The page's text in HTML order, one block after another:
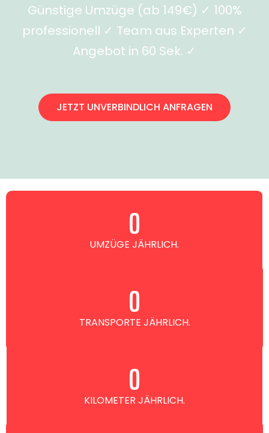
Günstige Umzüge (ab 149€) ✓ 100%
professionell ✓ Team aus Experten ✓
Angebot in 60 Sek. ✓
JETZT UNVERBINDLICH ANFRAGEN
UMZÜGE JÄHRLICH.
0
TRANSPORTE JÄHRLICH.
0
KILOMETER JÄHRLICH.
0